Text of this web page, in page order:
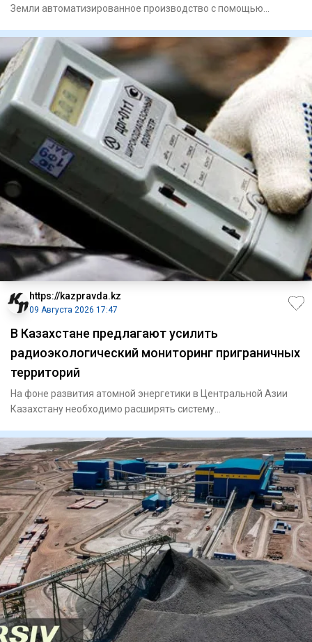
Земли автоматизированное производство с помощью
https://kazpravda.kz
09 Августа 2026 17:47
В Казахстане предлагают усилить
радиоэкологический мониторинг приграничных
территорий
На фоне развития атомной энергетики в Центральной Азии
Казахстану необходимо расширять систему